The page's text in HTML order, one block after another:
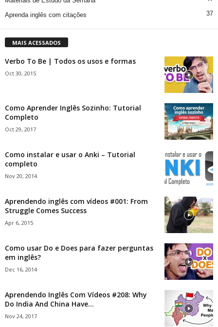
Aprenda inglês com citações 37
MAIS ACESSADOS
Verbo To Be | Todos os usos e formas
Oct 30, 2015
Como Aprender Inglês Sozinho: Tutorial
Completo
Oct 29, 2017
Como instalar e usar o Anki – Tutorial
completo
Nov 20, 2014
Aprendendo inglês com vídeos #001: From
Struggle Comes Success
Apr 6, 2015
Como usar Do e Does para fazer perguntas
em inglês?
Dec 16, 2014
Aprendendo Inglês Com Vídeos #208: Why
Do India And China Have...
Nov 24, 2017